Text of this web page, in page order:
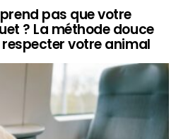
pas que votre
? La méthode douce
votre animal